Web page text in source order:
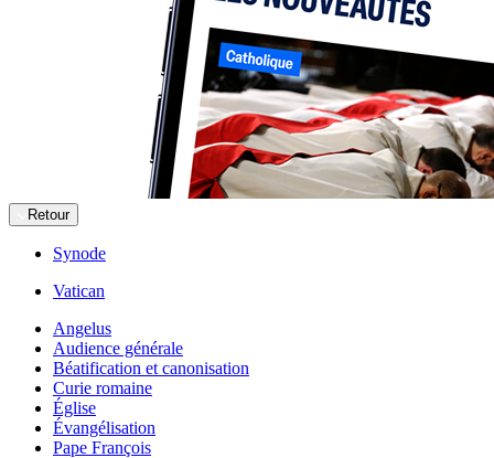
Retour
Synode
Vatican
Angelus
Audience générale
Béatification et canonisation
Curie romaine
Église
Évangélisation
Pape François